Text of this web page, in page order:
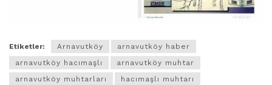
Etiketler: Arnavutköy
arnavutköy haber
arnavutköy hacımaşlı
arnavutköy muhtar
arnavutköy muhtarları
hacımaşlı muhtarı